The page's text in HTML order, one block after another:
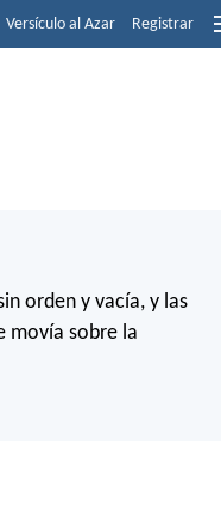
Versículo al Azar Registrar
orden y vacía, y las
movía sobre la